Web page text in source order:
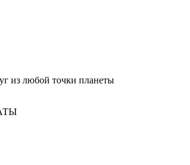
из любой точки планеты